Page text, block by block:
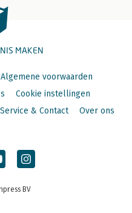
MAKEN
Algemene voorwaarden
Cookie instellingen
Service & Contact Over ons
BV